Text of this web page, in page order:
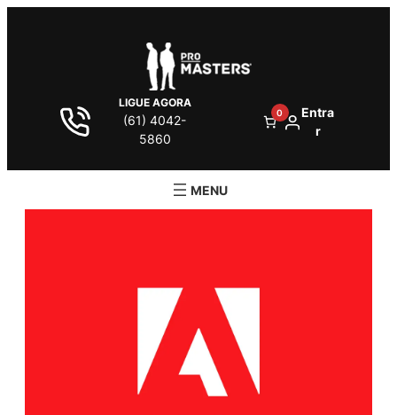
LIGUE AGORA
(61) 4042-
5860
0
Entra
r